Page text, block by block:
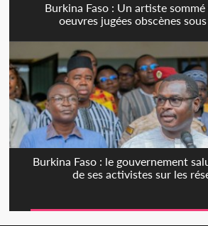
Burkina Faso : Un artiste
oeuvres jugées obscènes
Burkina Faso : le gouvernement
de ses activistes sur les